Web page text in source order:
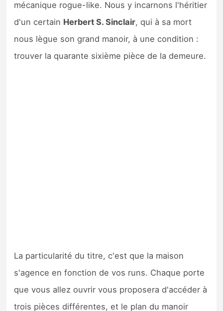
Bons plans
Guides
mécanique rogue-like. Nous y incarnons l'héritier
d'un certain Herbert S. Sinclair, qui à sa mort
nous lègue son grand manoir, à une condition :
trouver la quarante sixième pièce de la demeure.
La particularité du titre, c'est que la maison
s'agence en fonction de vos runs. Chaque porte
que vous allez ouvrir vous proposera d'accéder à
trois pièces différentes, et le plan du manoir